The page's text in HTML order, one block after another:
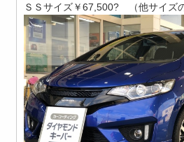
ＳＳサイズ￥67,500? （他サイズ